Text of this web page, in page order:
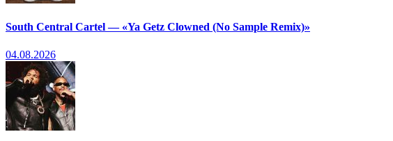
South Central Cartel — «Ya Getz Clowned (No Sample Remix)»
04.08.2026